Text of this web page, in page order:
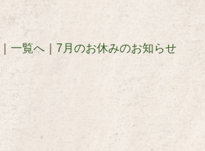
｜一覧へ 7月のお休みのお知らせ